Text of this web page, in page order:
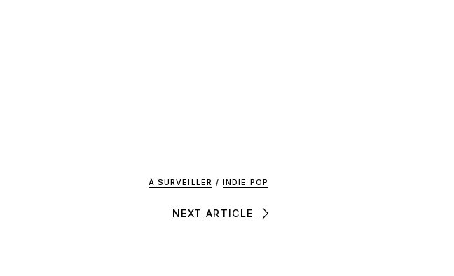
À SURVEILLER / INDIE POP
NEXT ARTICLE